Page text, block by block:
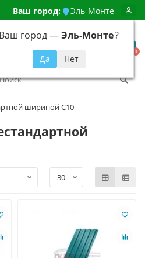
Ваш город: Эль-Монте
Ваш город —Эль-Монте?
92-94
0
шириной С10